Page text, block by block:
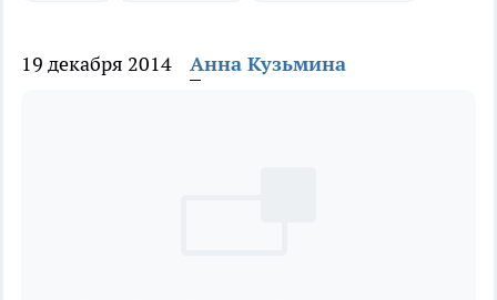
19 декабря 2014 Анна Кузьмина